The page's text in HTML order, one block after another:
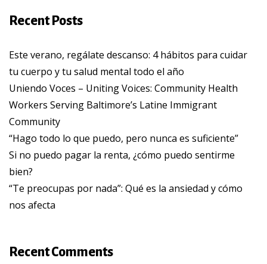
Recent Posts
Este verano, regálate descanso: 4 hábitos para cuidar
tu cuerpo y tu salud mental todo el año
Uniendo Voces – Uniting Voices: Community Health
Workers Serving Baltimore’s Latine Immigrant
Community
“Hago todo lo que puedo, pero nunca es suficiente”
Si no puedo pagar la renta, ¿cómo puedo sentirme
bien?
“Te preocupas por nada”: Qué es la ansiedad y cómo
nos afecta
Recent Comments